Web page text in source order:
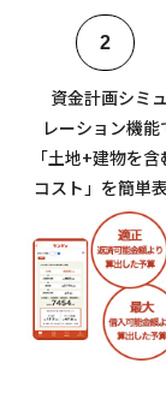
2
資金計画シミュ
レーション機能
「土地+建物を
コスト」を簡単